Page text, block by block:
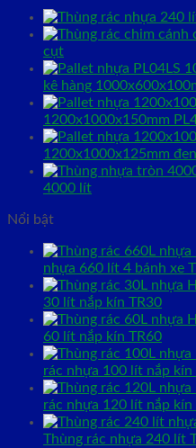
cụt
kê hàng
1200x1000x150mm
1200x1000x125mm đen
4000 lít
Nổi bật
nhựa 660 lít 4 bánh xe
30 lít nắp kín TR30
60 lít nắp kín TR60
rác nhựa 100 lít nắp kín
rác nhựa 120 lít nắp kín
Thùng rác nhựa 240 lít